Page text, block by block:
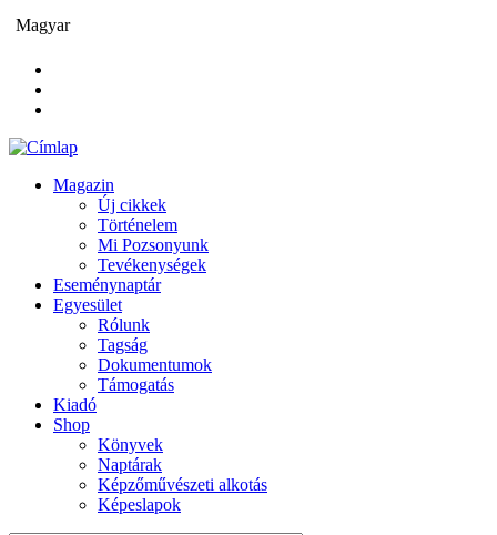
Ugrás
Magyar
navigation
Magazin
Új cikkek
Történelem
Mi Pozsonyunk
Tevékenységek
Eseménynaptár
Egyesület
Rólunk
Tagság
Dokumentumok
Támogatás
Kiadó
Shop
Könyvek
Naptárak
Képzőművészeti alkotás
Képeslapok